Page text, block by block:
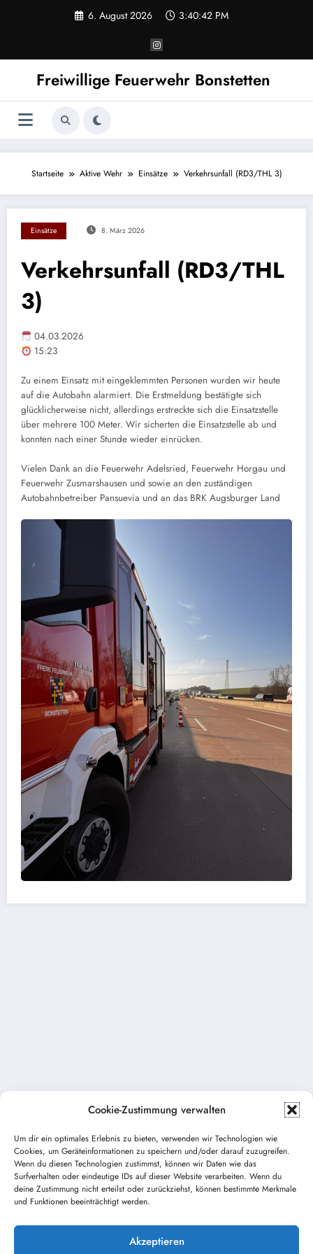
Cookie-Zustimmung verwalten
Um dir ein optimales Erlebnis zu bieten, verwenden wir Technologien wie
Cookies, um Geräteinformationen zu speichern und/oder darauf zuzugreifen.
Wenn du diesen Technologien zustimmst, können wir Daten wie das
Surfverhalten oder eindeutige IDs auf dieser Website verarbeiten. Wenn du
deine Zustimmung nicht erteilst oder zurückziehst, können bestimmte Merkmale
und Funktionen beeinträchtigt werden.
Akzeptieren
6. August 2026 3:40:42 PM
Freiwillige Feuerwehr Bonstetten
Startseite Aktive Wehr Einsätze Verkehrsunfall (RD3/THL 3)
Einsätze 8. März 2026
Verkehrsunfall (RD3/THL
3)
04.03.2026
15:23
Zu einem Einsatz mit eingeklemmten Personen wurden wir heute
auf die Autobahn alarmiert. Die Erstmeldung bestätigte sich
glücklicherweise nicht, allerdings erstreckte sich die Einsatzstelle
über mehrere 100 Meter. Wir sicherten die Einsatzstelle ab und
konnten nach einer Stunde wieder einrücken.
Vielen Dank an die Feuerwehr Adelsried, Feuerwehr Horgau und
Feuerwehr Zusmarshausen und sowie an den zuständigen
Autobahnbetreiber Pansuevia und an das BRK Augsburger Land
Vorheriger Beitrag
150 Jahre FF Bonstetten
Internationaler Frauentag 2026